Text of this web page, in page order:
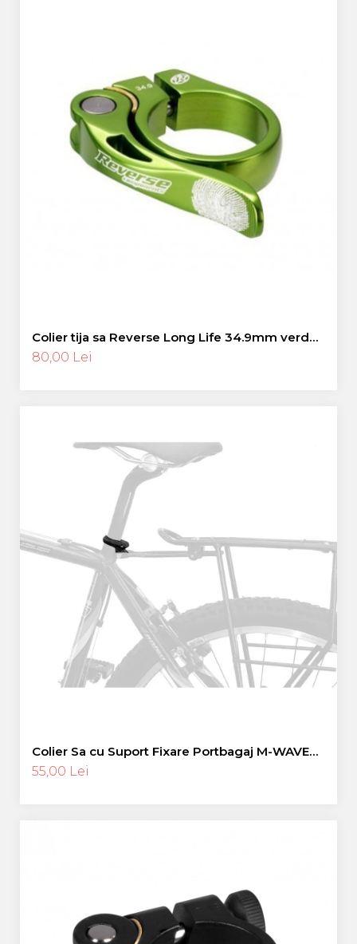
Colier tija sa Reverse Long Life 34.9mm verde
deschis
80,00 Lei
Colier Sa cu Suport Fixare Portbagaj M-WAVE
RACKY - 34,9 mm
55,00 Lei